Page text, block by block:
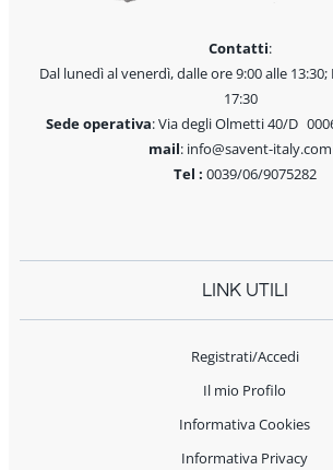
Contatti:
Dal lunedì al venerdì, dalle ore 9:00 alle 13:30;
17:30
Sede operativa: Via degli Olmetti 40/D
mail: info@savent-italy.com
Tel : 0039/06/9075282
LINK UTILI
Registrati/Accedi
Il mio Profilo
Informativa Cookies
Informativa Privacy